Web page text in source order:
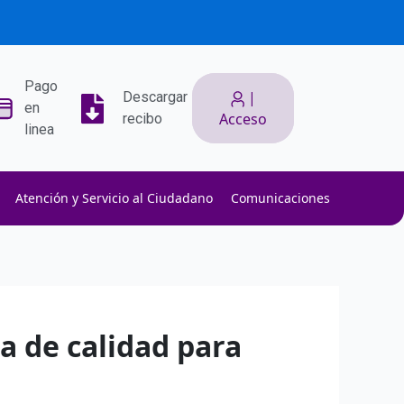
Pago
en
linea
Descargar
recibo
|
Acceso
Atención y Servicio al Ciudadano Comunicaciones
de calidad para